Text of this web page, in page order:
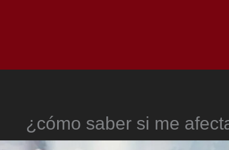
¿cómo saber si me